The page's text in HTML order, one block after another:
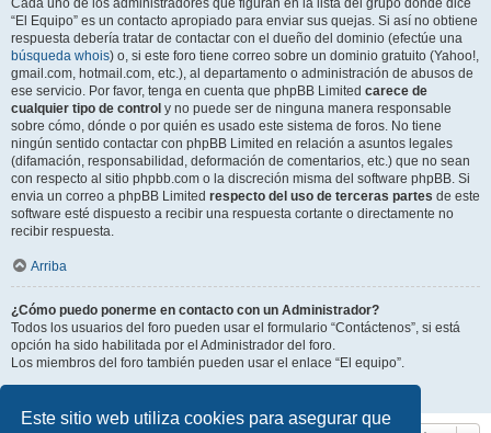
Este sitio web utiliza cookies para asegurar que
Cada uno de los administradores que figuran en la lista del grupo donde dice
“El Equipo” es un contacto apropiado para enviar sus quejas. Si así no obtiene
respuesta debería tratar de contactar con el dueño del dominio (efectúe una
búsqueda whois) o, si este foro tiene correo sobre un dominio gratuito (Yahoo!,
gmail.com, hotmail.com, etc.), al departamento o administración de abusos de
ese servicio. Por favor, tenga en cuenta que phpBB Limited carece de
cualquier tipo de control y no puede ser de ninguna manera responsable
sobre cómo, dónde o por quién es usado este sistema de foros. No tiene
ningún sentido contactar con phpBB Limited en relación a asuntos legales
(difamación, responsabilidad, deformación de comentarios, etc.) que no sean
con respecto al sitio phpbb.com o la discreción misma del software phpBB. Si
envia un correo a phpBB Limited respecto del uso de terceras partes de este
software esté dispuesto a recibir una respuesta cortante o directamente no
recibir respuesta.
Arriba
¿Cómo puedo ponerme en contacto con un Administrador?
Todos los usuarios del foro pueden usar el formulario “Contáctenos”, si está
opción ha sido habilitada por el Administrador del foro.
Los miembros del foro también pueden usar el enlace “El equipo”.